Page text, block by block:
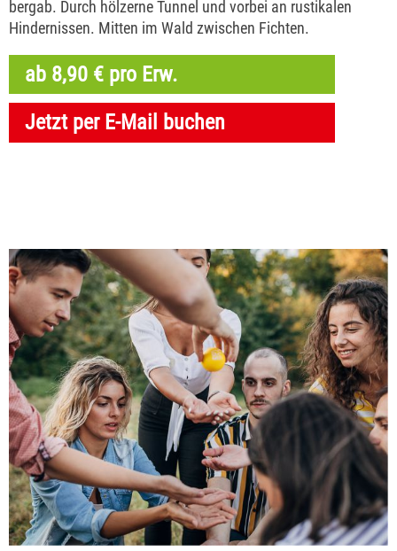
bergab. Durch hölzerne Tunnel und vorbei an rustikalen
Hindernissen. Mitten im Wald zwischen Fichten.
ab 8,90 € pro Erw.
Jetzt per E-Mail buchen